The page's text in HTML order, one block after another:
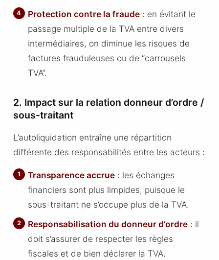
Protection contre la fraude : en évitant le
passage multiple de la TVA entre divers
intermédiaires, on diminue les risques de
factures frauduleuses ou de “carrousels
TVA”.
2. Impact sur la relation donneur d’ordre /
sous-traitant
L’autoliquidation entraîne une répartition
différente des responsabilités entre les acteurs :
Transparence accrue : les échanges
financiers sont plus limpides, puisque le
sous-traitant ne s’occupe plus de la TVA.
Responsabilisation du donneur d’ordre : il
doit s’assurer de respecter les règles
fiscales et de bien déclarer la TVA.